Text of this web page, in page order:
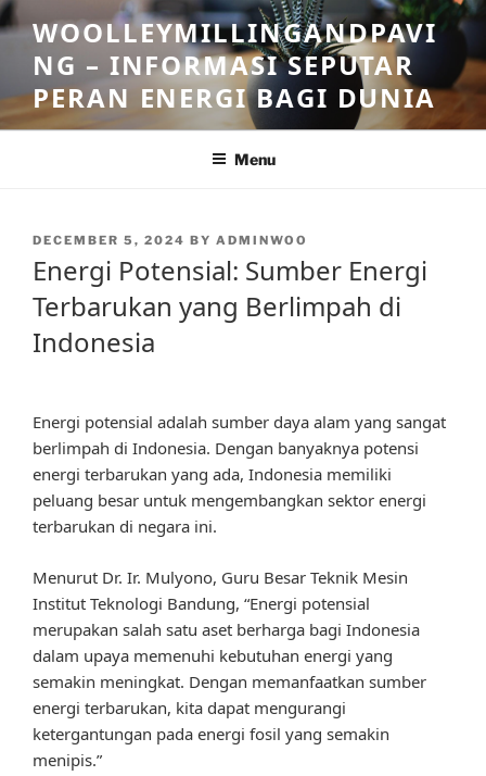
Skip
to
content
WOOLLEYMILLINGANDPAVI
NG – INFORMASI SEPUTAR
PERAN ENERGI BAGI DUNIA
Menu
POSTED
DECEMBER 5, 2024 BY ADMINWOO
Energi Potensial: Sumber Energi
Terbarukan yang Berlimpah di
Indonesia
Energi potensial adalah sumber daya alam yang sangat
berlimpah di Indonesia. Dengan banyaknya potensi
energi terbarukan yang ada, Indonesia memiliki
peluang besar untuk mengembangkan sektor energi
terbarukan di negara ini.
Menurut Dr. Ir. Mulyono, Guru Besar Teknik Mesin
Institut Teknologi Bandung, “Energi potensial
merupakan salah satu aset berharga bagi Indonesia
dalam upaya memenuhi kebutuhan energi yang
semakin meningkat. Dengan memanfaatkan sumber
energi terbarukan, kita dapat mengurangi
ketergantungan pada energi fosil yang semakin
menipis.”